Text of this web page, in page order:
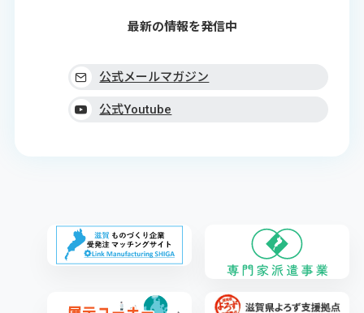
最新の情報を発信中
公式メールマガジン
公式Youtube